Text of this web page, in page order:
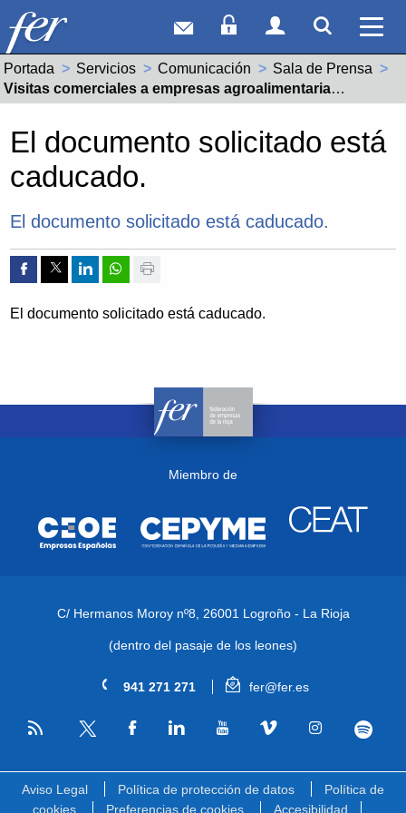
Correo webAcceso Socios
Acceso
Ver
Portada Servicios Comunicación
Sala de Prensa
Actual:
Visitas comerciales a empresas agroalimentarias riojanas de importadores de El Salvador y México
El documento solicitado está
caducado.
El documento solicitado está caducado.
Compartir por Facebook
Compartir por Twitter
Compartir por Linkedin
Compartir por whatsapp
Imprimir
El documento solicitado está caducado.
Miembro de
C/ Hermanos Moroy nº8, 26001 Logroño - La Rioja
(dentro del pasaje de los leones)
941 271 271 fer@fer.es
RSS
Aviso Legal Política de protección de datos
Política de
cookies
Preferencias de cookies Accesibilidad